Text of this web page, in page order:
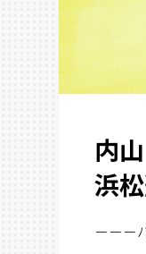
内
浜
－－－